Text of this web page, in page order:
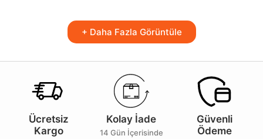
Işık rengi 4000K natural beyaz ile göz alıcı bir
aydınlatma deneyimi sunarak, bulunduğunuz alanlarda
ferahlık yaratır. Osram LED teknolojisinin sağladığı 300
lümen aydınlatma gücü ve yalnızca 6 watt güç tüketimi
ile enerji verimliliğini maksimum seviyeye taşır. Bu
özellik, hem çevre dostu bir seçim yapmanıza hem de
elektrik faturanızı düşürmenize yardımcı olur.
Ayarlanabilir başlık özelliği, aydınlatma ihtiyacınıza
+ Daha Fazla Görüntüle
Ücretsiz
Kargo
Kolay İade
14 Gün İçerisinde
Güvenli
Ödeme